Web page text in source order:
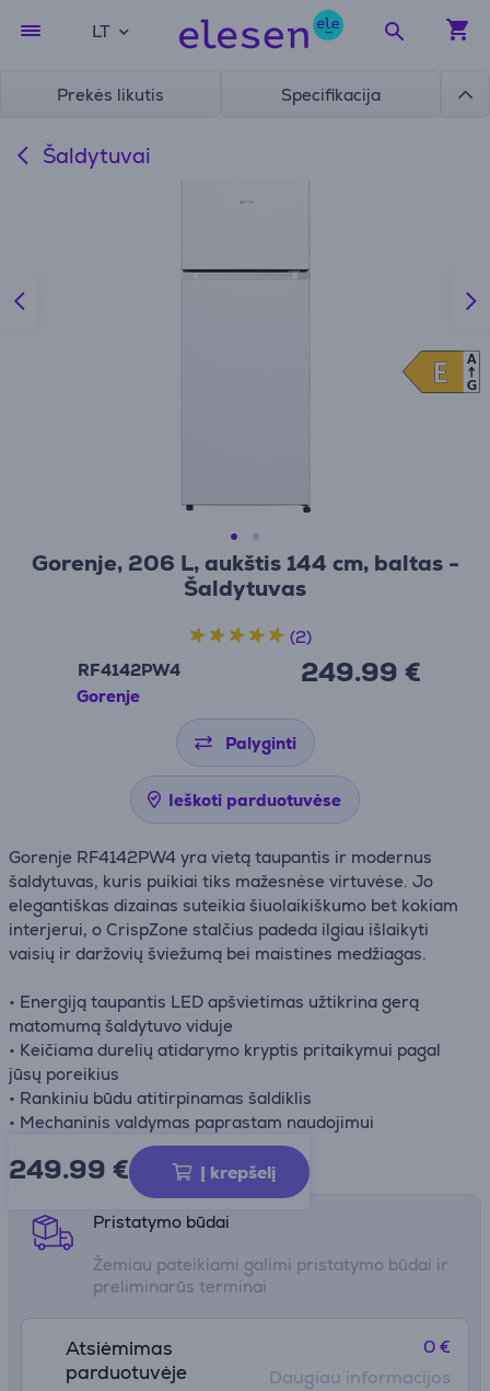
LT
Prekės likutis Specifikacija
Šaldytuvai
Gorenje, 206 L, aukštis 144 cm, baltas -
Šaldytuvas
RF4142PW4
Gorenje
249.99 €
(2)
Palyginti
Ieškoti parduotuvėse
Gorenje RF4142PW4 yra vietą taupantis ir modernus
šaldytuvas, kuris puikiai tiks mažesnėse virtuvėse. Jo
elegantiškas dizainas suteikia šiuolaikiškumo bet kokiam
interjerui, o CrispZone stalčius padeda ilgiau išlaikyti
vaisių ir daržovių šviežumą bei maistines medžiagas.
• Energiją taupantis LED apšvietimas užtikrina gerą
matomumą šaldytuvo viduje
• Keičiama durelių atidarymo kryptis pritaikymui pagal
jūsų poreikius
• Rankiniu būdu atitirpinamas šaldiklis
• Mechaninis valdymas paprastam naudojimui
249.99 € Į krepšelį
Gaminio informacijos lapas
E
E
A
G
Pristatymo būdai
Žemiau pateikiami galimi pristatymo būdai ir
preliminarūs terminai
Atsiėmimas
parduotuvėje
0 €
Daugiau informacijos